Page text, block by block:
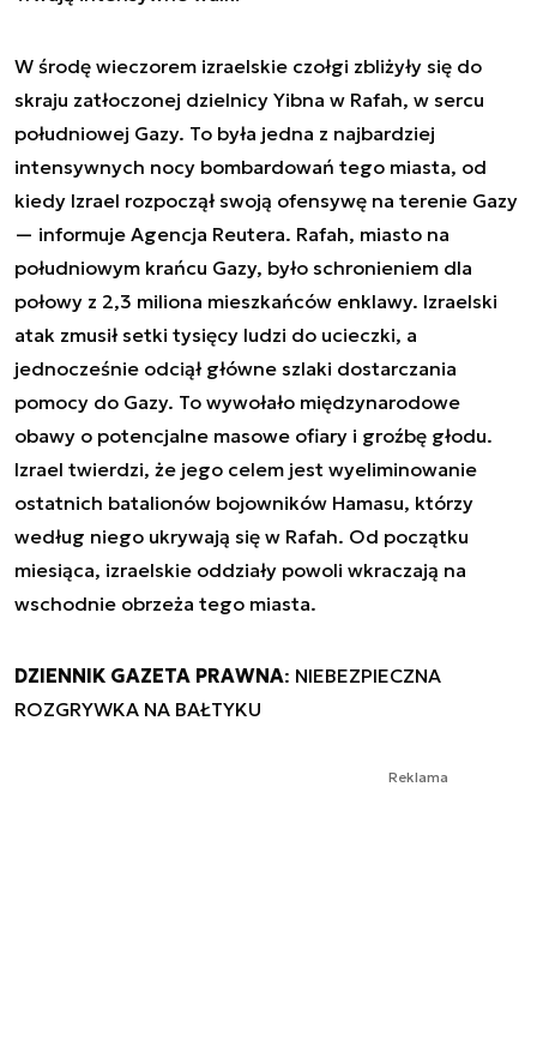
W środę wieczorem izraelskie czołgi zbliżyły się do
skraju zatłoczonej dzielnicy Yibna w Rafah, w sercu
południowej Gazy. To była jedna z najbardziej
intensywnych nocy bombardowań tego miasta, od
kiedy Izrael rozpoczął swoją ofensywę na terenie Gazy
— informuje Agencja Reutera. Rafah, miasto na
południowym krańcu Gazy, było schronieniem dla
połowy z 2,3 miliona mieszkańców enklawy. Izraelski
atak zmusił setki tysięcy ludzi do ucieczki, a
jednocześnie odciął główne szlaki dostarczania
pomocy do Gazy. To wywołało międzynarodowe
obawy o potencjalne masowe ofiary i groźbę głodu.
Izrael twierdzi, że jego celem jest wyeliminowanie
ostatnich batalionów bojowników Hamasu, którzy
według niego ukrywają się w Rafah. Od początku
miesiąca, izraelskie oddziały powoli wkraczają na
wschodnie obrzeża tego miasta.
DZIENNIK GAZETA PRAWNA: NIEBEZPIECZNA
ROZGRYWKA NA BAŁTYKU
Reklama